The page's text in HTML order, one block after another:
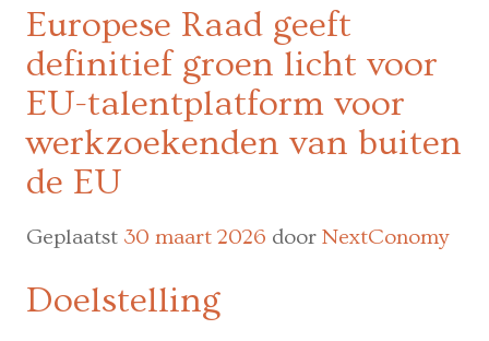
handige
en
gratis
tools
voor
freelancers
Europese Raad geeft
definitief groen licht voor
EU-talentplatform voor
werkzoekenden van buiten
de EU
Geplaatst 30 maart 2026 door NextConomy
Doelstelling